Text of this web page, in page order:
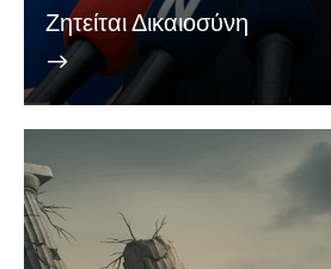
Ζητείται Δικαιοσύνη